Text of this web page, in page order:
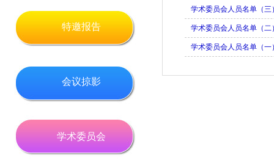
特邀报告
会议掠影
学术委员会
学术委员会人员名单（三
学术委员会人员名单（二
学术委员会人员名单（一